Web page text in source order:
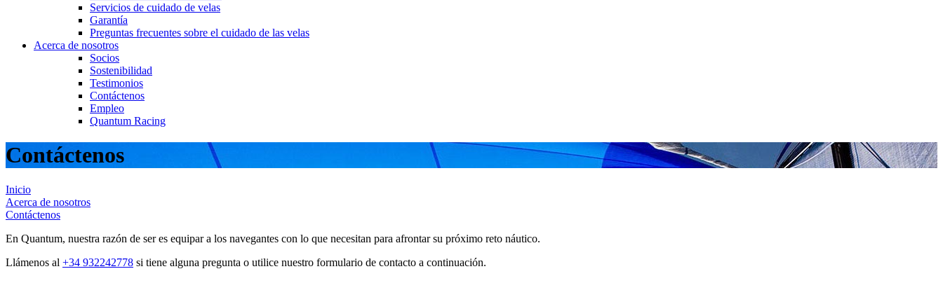
Servicios de cuidado de velas
Garantía
Preguntas frecuentes sobre el cuidado de las velas
Acerca de nosotros
Socios
Sostenibilidad
Testimonios
Contáctenos
Empleo
Quantum Racing
Contáctenos
Inicio
Acerca de nosotros
Contáctenos
En Quantum, nuestra razón de ser es equipar a los navegantes con lo que necesitan para afrontar su próximo reto náutico.
Llámenos al +34 932242778 si tiene alguna pregunta o utilice nuestro formulario de contacto a continuación.